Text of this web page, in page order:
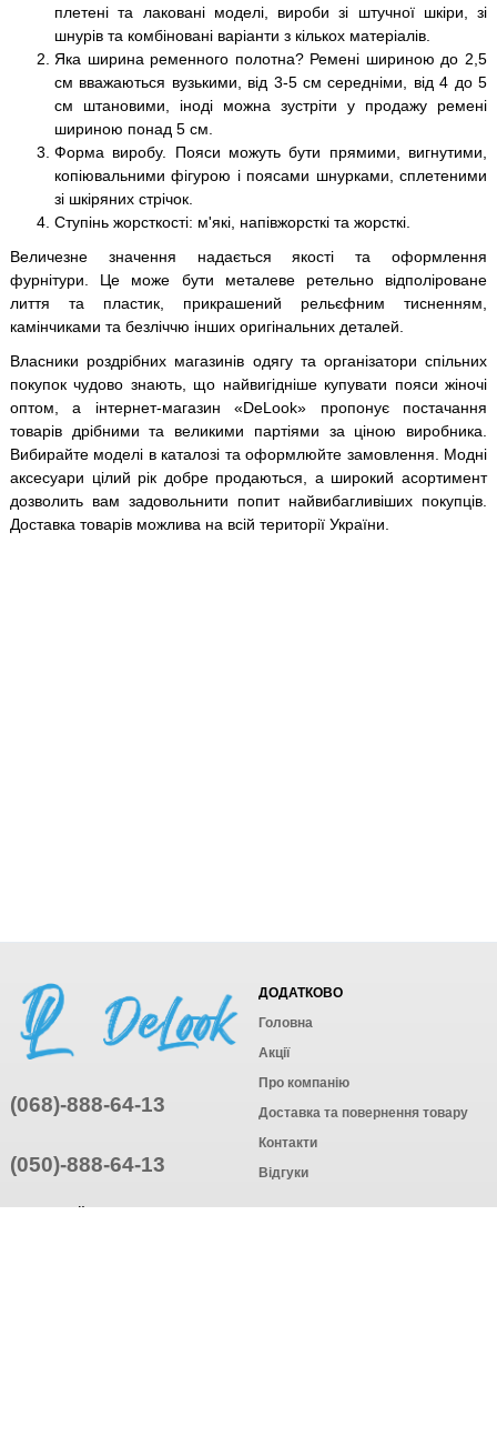
плетені та лаковані моделі, вироби зі штучної шкіри, зі
шнурів та комбіновані варіанти з кількох матеріалів.
Яка ширина ременного полотна? Ремені шириною до 2,5
см вважаються вузькими, від 3-5 см середніми, від 4 до 5
см штановими, іноді можна зустріти у продажу ремені
шириною понад 5 см.
Форма виробу. Пояси можуть бути прямими, вигнутими,
копіювальними фігурою і поясами шнурками, сплетеними
зі шкіряних стрічок.
Ступінь жорсткості: м'які, напівжорсткі та жорсткі.
Величезне значення надається якості та оформлення
фурнітури. Це може бути металеве ретельно відполіроване
лиття та пластик, прикрашений рельєфним тисненням,
камінчиками та безліччю інших оригінальних деталей.
Власники роздрібних магазинів одягу та організатори спільних
покупок чудово знають, що найвигідніше купувати пояси жіночі
оптом, а інтернет-магазин «DeLook» пропонує постачання
товарів дрібними та великими партіями за ціною виробника.
Вибирайте моделі в каталозі та оформлюйте замовлення. Модні
аксесуари цілий рік добре продаються, а широкий асортимент
дозволить вам задовольнити попит найвибагливіших покупців.
Доставка товарів можлива на всій території України.
(068)-888-64-13
(050)-888-64-13
ДОДАТКОВО
Головна
Акції
Про компанію
Доставка та повернення товару
Контакти
Відгуки